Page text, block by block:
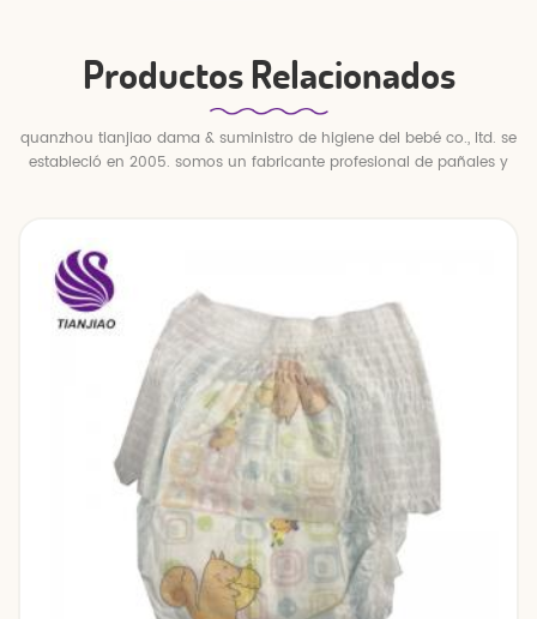
Productos Relacionados
quanzhou tianjiao dama & suministro de higiene del bebé co., ltd. se
estableció en 2005. somos un fabricante profesional de pañales y